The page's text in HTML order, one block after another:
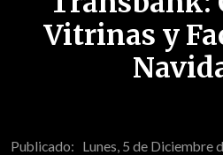
Vitrinas y
Publicado: Lunes, 5 de Diciembre